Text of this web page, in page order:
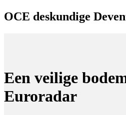
OCE deskundige
Een veilige
Euroradar